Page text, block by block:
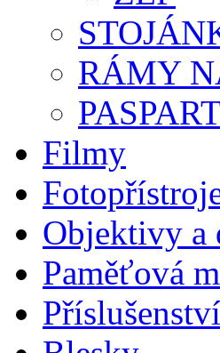
RÁMY
Filmy
Objektivy a
Paměťová